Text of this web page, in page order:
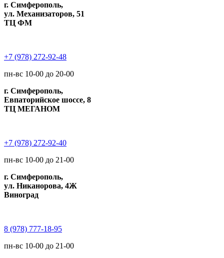
г. Симферополь,
ул. Механизаторов, 51
ТЦ ФМ
+7 (978) 272-92-48
пн-вс 10-00 до 20-00
г. Симферополь,
Евпаторийское шоссе, 8
ТЦ МЕГАНОМ
+7 (978) 272-92-40
пн-вс 10-00 до 21-00
г. Симферополь,
ул. Никанорова, 4Ж
Виноград
8 (978) 777-18-95
пн-вс 10-00 до 21-00